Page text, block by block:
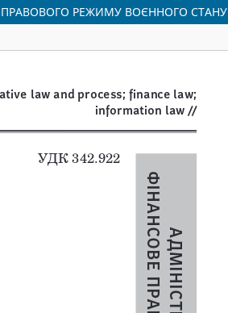
РЕЖИМУ ВОЄННОГО СТАНУ